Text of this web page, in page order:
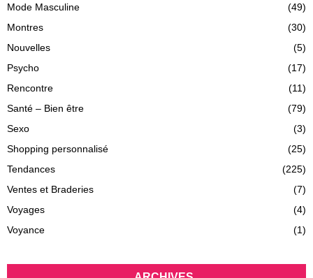
Mode Masculine
(49)
Montres
(30)
Nouvelles
(5)
Psycho
(17)
Rencontre
(11)
Santé – Bien être
(79)
Sexo
(3)
Shopping personnalisé
(25)
Tendances
(225)
Ventes et Braderies
(7)
Voyages
(4)
Voyance
(1)